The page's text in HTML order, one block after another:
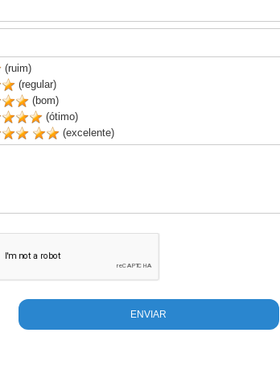
(ruim)
(regular)
(bom)
(ótimo)
(excelente)